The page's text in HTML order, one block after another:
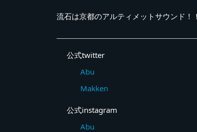
流石は京都のアルティメットサウンド！
公式twitter
Abu
Makken
公式instagram
Abu